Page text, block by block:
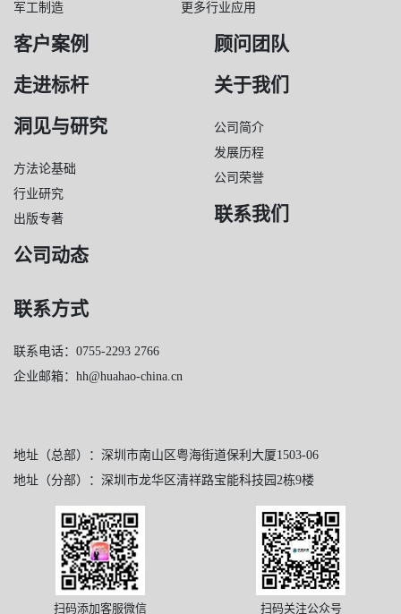
军工制造
更多行业应用
客户案例
走进标杆
洞见与研究
方法论基础
行业研究
出版专著
公司动态
顾问团队
关于我们
公司简介
发展历程
公司荣誉
联系我们
联系方式
联系电话：0755-2293 2766
企业邮箱：hh@huahao-china.cn
地址（总部）：深圳市南山区粤海街道保利大厦1503-06
地址（分部）：深圳市龙华区清祥路宝能科技园2栋9楼
扫码添加客服微信 扫码关注公众号